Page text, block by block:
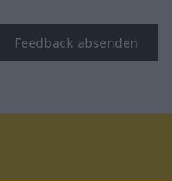
Feedback absenden